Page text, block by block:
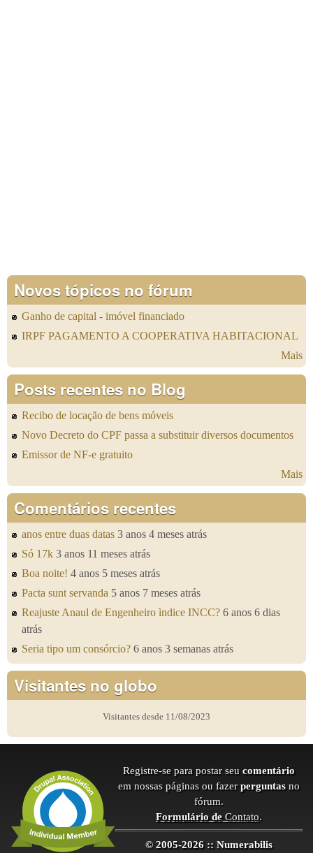
Novos tópicos no fórum
Ganho de capital - imóvel financiado
IRPF PAGAMENTO A COOPERATIVA HABITACIONAL
Mais
Posts recentes no Blog
Recibo de locação de bens móveis
Novo Decreto do CPF passa a substituir diversos documentos
Emissor de NF-e gratuito
Mais
Comentários recentes
anos entre duas datas 3 anos 4 meses atrás
Só 17k 3 anos 11 meses atrás
Boa noite! 4 anos 5 meses atrás
Pacta sunt servanda 5 anos 7 meses atrás
Reajuste Anaul de Engenheiro ìndice INCC? 6 anos 6 dias
atrás
Seria tipo um consórcio? 6 anos 3 semanas atrás
Visitantes no globo
Visitantes desde 11/08/2023
Registre-se para postar seu comentário
em nossas páginas ou fazer perguntas no
fórum.
Formulário deContato.
© 2005-2026 :: Numerabilis